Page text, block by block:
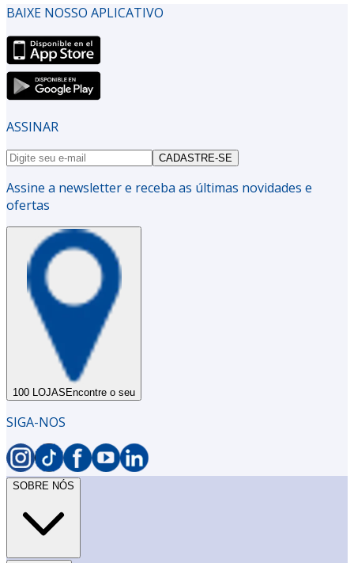
BAIXE NOSSO APLICATIVO
ASSINAR
CADASTRE-SE
Assine a newsletter e receba as últimas novidades e
ofertas
100 LOJAS Encontre o seu
SIGA-NOS
SOBRE NÓS